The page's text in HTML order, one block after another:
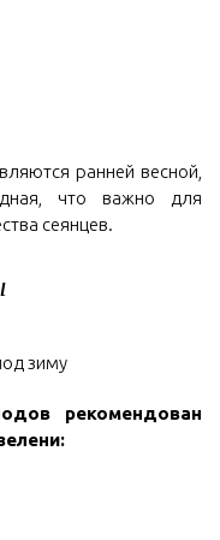
ранней весной,
что важно для
сеянцев.
зиму
рекомендован